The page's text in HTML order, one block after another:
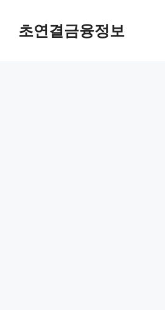
초연결금융정보